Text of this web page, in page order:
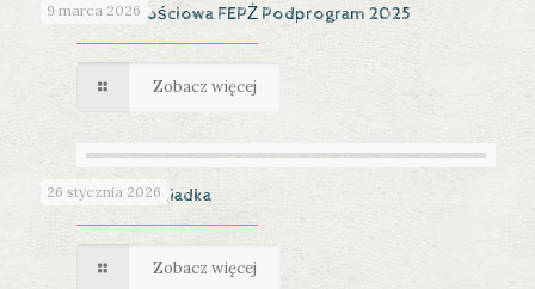
9 marca 2026
Pomoc żywnościowa FEPŻ Podprogram 2025
Zobacz więcej
26 stycznia 2026
Dzień Babci i Dziadka
Zobacz więcej